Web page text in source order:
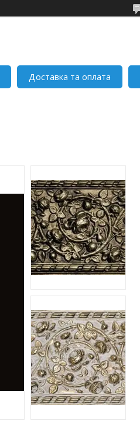
Доставка та оплата